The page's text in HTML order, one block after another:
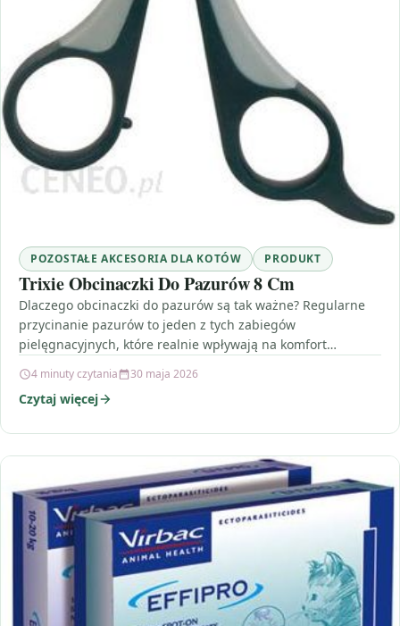
POZOSTAŁE AKCESORIA DLA KOTÓW PRODUKT
Trixie Obcinaczki Do Pazurów 8 Cm
Dlaczego obcinaczki do pazurów są tak ważne? Regularne
przycinanie pazurów to jeden z tych zabiegów
pielęgnacyjnych, które realnie wpływają na komfort
4 minuty czytania 30 maja 2026
Czytaj więcej